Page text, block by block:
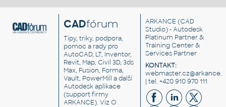
CADfórum
Tipy, triky, podpora,
pomoc a rady pro
AutoCAD, LT, Inventor,
Revit, Map, Civil 3D, 3ds
Max, Fusion, Forma,
Vault, PowerMill a další
Autodesk aplikace
(support firmy
ARKANCE). VizO
ARKANCE (CAD
Studio) - Autodesk
Platinum Partner &
Training Center &
Services Partner
KONTAKT:
| tel. +420 910 970 111